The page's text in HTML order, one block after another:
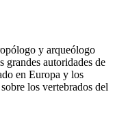
y arqueólogo
grandes autoridades de
en Europa y los
los vertebrados del